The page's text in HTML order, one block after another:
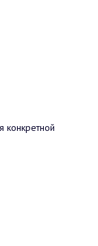
конкретной